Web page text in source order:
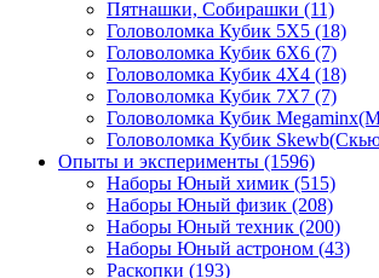
Пятнашки, Собирашки (11)
Головоломка Кубик 5Х5 (18)
Головоломка Кубик 6Х6 (7)
Головоломка Кубик 4Х4 (18)
Головоломка Кубик 7Х7 (7)
Головоломка Кубик
Головоломка Кубик
Опыты и эксперименты (1596)
Наборы Юный химик (515)
Наборы Юный физик (208)
Наборы Юный техник (200)
Наборы Юный астроном (43)
Раскопки (193)